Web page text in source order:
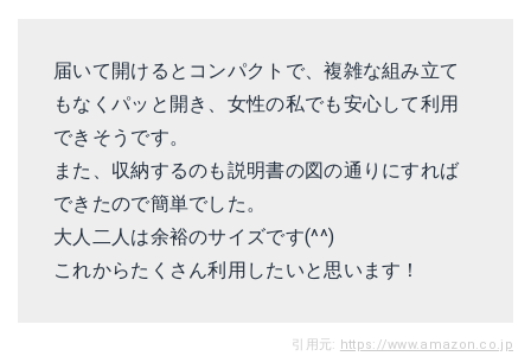
届いて開けるとコンパクトで、複雑な組み立て
もなくパッと開き、女性の私でも安心して利用
できそうです。
また、収納するのも説明書の図の通りにすれば
できたので簡単でした。
大人二人は余裕のサイズです(^^)
これからたくさん利用したいと思います！
引用元: https://www.amazon.co.jp